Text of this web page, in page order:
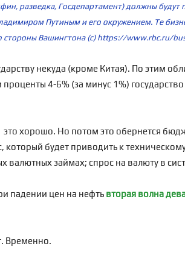
разведка, Госдепартамент) должны будут
Путиным и его окружением. Те
Вашингтона (c)https://www.rbc.ru/
некуда (кроме Китая). По этим
4-6% (за минус 1%)
хорошо. Но потом это обернется
который будет приводить к
валютных займах; спрос на валюту в
падении цен на нефть вторая волна
Временно.